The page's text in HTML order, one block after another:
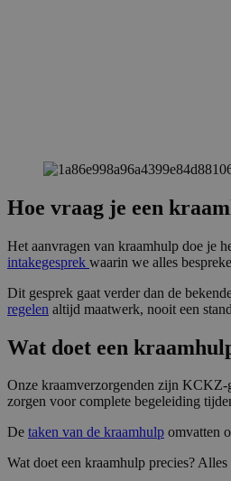
Hoe vraag je een
Het aanvragen van kraamhulp doe je
intakegesprek waarin we alles
Dit gesprek gaat verder dan de
regelen altijd maatwerk, nooit een
Wat doet een
Onze kraamverzorgenden zijn KCKZ-
zorgen voor complete begeleiding
De taken van de kraamhulp omvatten
Wat doet een kraamhulp precies?